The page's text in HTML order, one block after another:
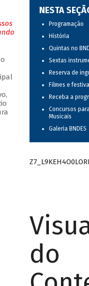
NESTA
Programação
História
Quintas no
Sextas
Reserva de
Filmes e
Receba a
Concursos
Musicais
Galeria BNDES
do